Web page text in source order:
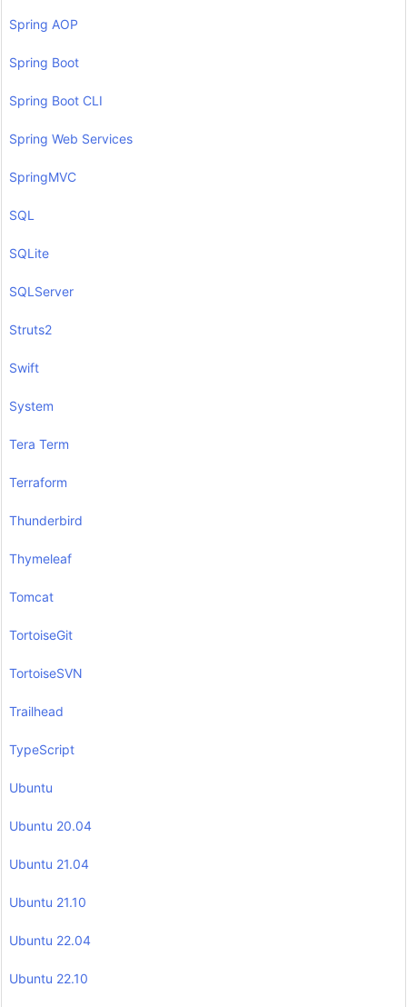
Spring AOP
Spring Boot
Spring Boot CLI
Spring Web Services
SpringMVC
SQL
SQLite
SQLServer
Struts2
Swift
System
Tera Term
Terraform
Thunderbird
Thymeleaf
Tomcat
TortoiseGit
TortoiseSVN
Trailhead
TypeScript
Ubuntu
Ubuntu 20.04
Ubuntu 21.04
Ubuntu 21.10
Ubuntu 22.04
Ubuntu 22.10